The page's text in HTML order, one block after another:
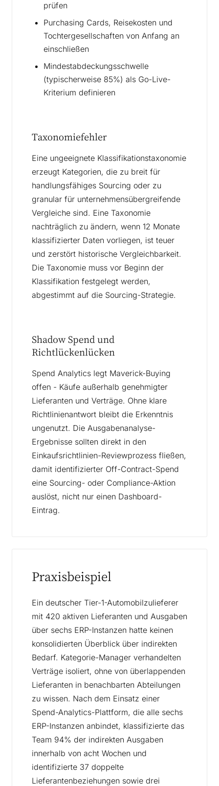
prüfen
Purchasing Cards, Reisekosten und
Tochtergesellschaften von Anfang an
einschließen
Mindestabdeckungsschwelle
(typischerweise 85%) als Go-Live-
Kriterium definieren
Taxonomiefehler
Eine ungeeignete Klassifikationstaxonomie
erzeugt Kategorien, die zu breit für
handlungsfähiges Sourcing oder zu
granular für unternehmensübergreifende
Vergleiche sind. Eine Taxonomie
nachträglich zu ändern, wenn 12 Monate
klassifizierter Daten vorliegen, ist teuer
und zerstört historische Vergleichbarkeit.
Die Taxonomie muss vor Beginn der
Klassifikation festgelegt werden,
abgestimmt auf die Sourcing-Strategie.
Shadow Spend und
Richtlückenlücken
Spend Analytics legt Maverick-Buying
offen - Käufe außerhalb genehmigter
Lieferanten und Verträge. Ohne klare
Richtlinienantwort bleibt die Erkenntnis
ungenutzt. Die Ausgabenanalyse-
Ergebnisse sollten direkt in den
Einkaufsrichtlinien-Reviewprozess fließen,
damit identifizierter Off-Contract-Spend
eine Sourcing- oder Compliance-Aktion
auslöst, nicht nur einen Dashboard-
Eintrag.
Praxisbeispiel
Ein deutscher Tier-1-Automobilzulieferer
mit 420 aktiven Lieferanten und Ausgaben
über sechs ERP-Instanzen hatte keinen
konsolidierten Überblick über indirekten
Bedarf. Kategorie-Manager verhandelten
Verträge isoliert, ohne von überlappenden
Lieferanten in benachbarten Abteilungen
zu wissen. Nach dem Einsatz einer
Spend-Analytics-Plattform, die alle sechs
ERP-Instanzen anbindet, klassifizierte das
Team 94% der indirekten Ausgaben
innerhalb von acht Wochen und
identifizierte 37 doppelte
Lieferantenbeziehungen sowie drei